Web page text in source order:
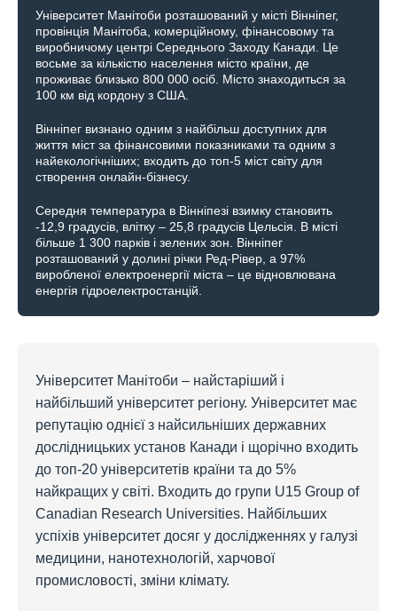
Університет Манітоби розташований у місті Вінніпег,
провінція Манітоба, комерційному, фінансовому та
виробничому центрі Середнього Заходу Канади. Це
восьме за кількістю населення місто країни, де
проживає близько 800 000 осіб. Місто знаходиться за
100 км від кордону з США.
Вінніпег визнано одним з найбільш доступних для
життя міст за фінансовими показниками та одним з
найекологічніших; входить до топ-5 міст світу для
створення онлайн-бізнесу.
Середня температура в Вінніпезі взимку становить
-12,9 градусів, влітку – 25,8 градусів Цельсія. В місті
більше 1 300 парків і зелених зон. Вінніпег
розташований у долині річки Ред-Рівер, а 97%
виробленої електроенергії міста – це відновлювана
енергія гідроелектростанцій.
Університет Манітоби – найстаріший і
найбільший університет регіону. Університет має
репутацію однієї з найсильніших державних
дослідницьких установ Канади і щорічно входить
до топ-20 університетів країни та до 5%
найкращих у світі. Входить до групи U15 Group of
Canadian Research Universities. Найбільших
успіхів університет досяг у дослідженнях у галузі
медицини, нанотехнологій, харчової
промисловості, зміни клімату.